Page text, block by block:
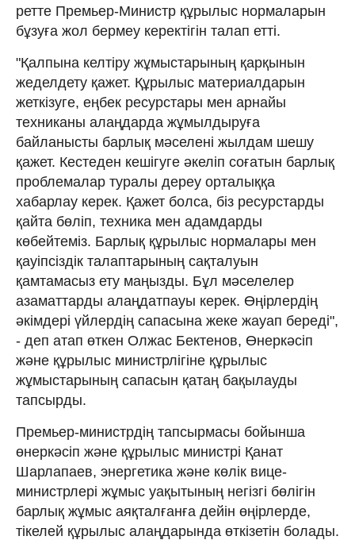
ретте Премьер-Министр құрылыс нормаларын
бұзуға жол бермеу керектігін талап етті.
"Қалпына келтіру жұмыстарының қарқынын
жеделдету қажет. Құрылыс материалдарын
жеткізуге, еңбек ресурстары мен арнайы
техниканы алаңдарда жұмылдыруға
байланысты барлық мәселені жылдам шешу
қажет. Кестеден кешігуге әкеліп соғатын барлық
проблемалар туралы дереу орталыққа
хабарлау керек. Қажет болса, біз ресурстарды
қайта бөліп, техника мен адамдарды
көбейтеміз. Барлық құрылыс нормалары мен
қауіпсіздік талаптарының сақталуын
қамтамасыз ету маңызды. Бұл мәселелер
азаматтарды алаңдатпауы керек. Өңірлердің
әкімдері үйлердің сапасына жеке жауап береді",
- деп атап өткен Олжас Бектенов, Өнеркәсіп
және құрылыс министрлігіне құрылыс
жұмыстарының сапасын қатаң бақылауды
тапсырды.
Премьер-министрдің тапсырмасы бойынша
өнеркәсіп және құрылыс министрі Қанат
Шарлапаев, энергетика және көлік вице-
министрлері жұмыс уақытының негізгі бөлігін
барлық жұмыс аяқталғанға дейін өңірлерде,
тікелей құрылыс алаңдарында өткізетін болады.